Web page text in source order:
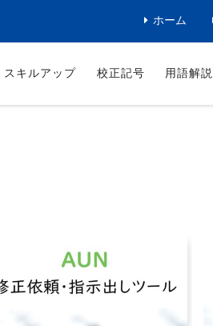
ホーム
スキルアップ 校正記号 用語解説